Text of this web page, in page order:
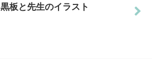
黒板と先生のイラスト